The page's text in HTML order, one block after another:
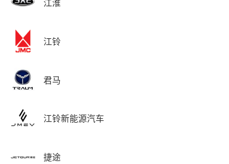
江铃
君马
江铃新能源汽车
捷途